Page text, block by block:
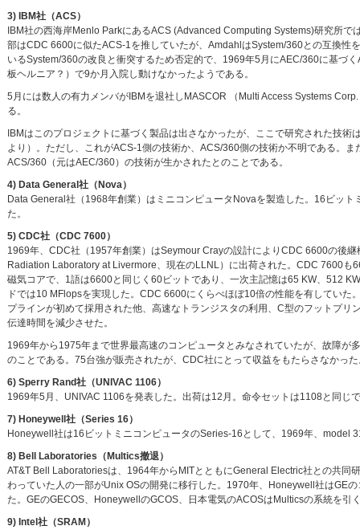
3) IBM社（ACS）
IBM社の西海岸Menlo ParkにあるACS (Advanced Computing Systems)研究所
部はCDC 6600に似たACS-1を推していたが、AmdahlはSystem/360との互換性
いるSystem/360の改良と衝突するため否定的で、1969年5月にAEC/360に基づ
板ヘルニア？）で9か月入院し動けなかったようである。
5月には数人の有力メンバがIBMを退社しMASCOR （Multi Access Systems
る。
IBMはこのプロジェクトに基づく製品は出さなかったが、ここで研究された技
より）。ただし、これがACS-1側の技術か、ACS/360側の技術か不明である。
ACS/360（元はAEC/360）の技術が生かされたとのことである。
4) Data General社（Nova）
Data General社（1968年創業）はミニコンピュータNovaを製造した。16ビッ
た。
5) CDC社（CDC 7600）
1969年、CDC社（1957年創業）はSeymour Crayの設計によりCDC 6600の後
Radiation Laboratory at Livermore、現在のLLNL）に出荷された。CDC 7600
磁気コアで、1語は6600と同じく60ビットであり、一次主記憶は65 KW、512
ドでは10 MFlopsを実現した。CDC 6600にくらべほぼ10倍の性能を有してい
プラインが初めて採用された他、高速なトランジスタの利用、C型のフットプ
伝達時間を減少させた。
1969年から1975年まで世界最高速のコンピュータとみなされていたが、故障
のことである。75台強が販売されたが、CDC社にとって収益をもたらさなかっ
6) Sperry Rand社（UNIVAC 1106）
1969年5月、UNIVAC 1106を発表した。出荷は12月。命令セットは1108と同じ
7) Honeywell社（Series 16）
Honeywell社は16ビットミニコンピュータのSeries-16として、1969年、model
8) Bell Laboratories（Multics撤退）
AT&T Bell Laboratoriesは、1964年からMITとともにGeneral Electric社との共
わっていた人の一部がUnix OSの開発に移行した。1970年、Honeywell社はGE
た。GEのGECOS、HoneywellのGCOS、日本電気のACOSはMulticsの系統を引
9) Intel社（SRAM）